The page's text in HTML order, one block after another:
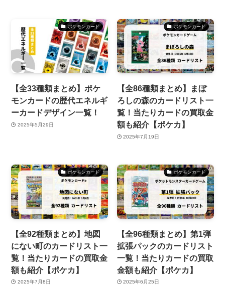
ポケモンカード
【全33種類まとめ】ポケ
モンカードの歴代エネルギ
ーカードデザイン一覧！
2025年5月29日
ポケモンカード
【全86種類まとめ】まぼ
ろしの森のカードリスト一
覧！当たりカードの買取金
額も紹介【ポケカ】
2025年7月19日
ポケモンカード
【全92種類まとめ】地図
にない町のカードリスト一
覧！当たりカードの買取金
額も紹介【ポケカ】
2025年7月8日
ポケモンカード
【全96種類まとめ】第1弾
拡張パックのカードリスト
一覧！当たりカードの買取
金額も紹介【ポケカ】
2025年6月25日